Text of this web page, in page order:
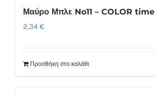
Μαύρο Μπλε No11 – COLOR time
2,34 €
Προσθήκη στο καλάθι